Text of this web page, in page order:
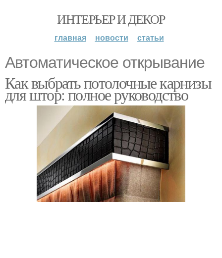
ИНТЕРЬЕР И ДЕКОР
главная новости статьи
Автоматическое открывание
Как выбрать потолочные карнизы
для штор: полное руководство